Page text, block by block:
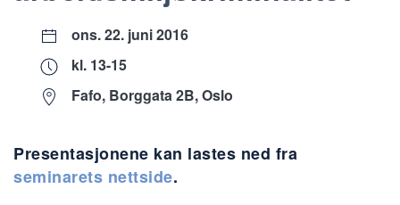
ons. 22. juni 2016
kl. 13-15
Fafo, Borggata 2B, Oslo
Presentasjonene kan lastes ned fra
seminarets nettside.